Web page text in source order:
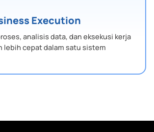
Execution
analisis data, dan eksekusi kerja
lebih cepat dalam satu sistem